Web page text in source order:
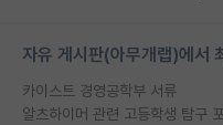
자유 게시판(아무개랩)에서
카이스트 경영공학부 서류
알츠하이머 관련 고등학생 탐구